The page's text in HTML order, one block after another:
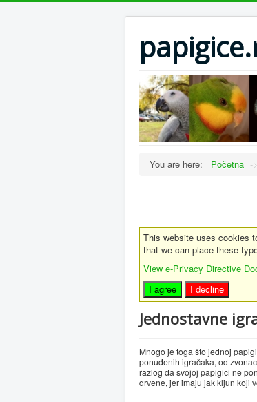
You are here: Početna ->
This website uses cookies
that we can place these
View e-Privacy Directive
I agree
I decline
Jednostavne
Mnogo je toga što jednoj
ponuđenih igračaka, od
razlog da svojoj papigici ne
drvene, jer imaju jak kljun koji